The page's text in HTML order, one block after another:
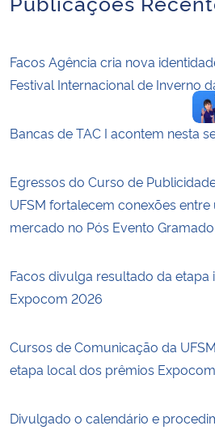
Facos Agência cria nova
Festival Internacional de Inverno
Bancas de TAC I acontem nesta
Egressos do Curso de
UFSM fortalecem conexões entre
mercado no Pós Evento
Facos divulga resultado da etapa
Expocom 2026
Cursos de Comunicação da
etapa local dos prêmios
Divulgado o calendário e